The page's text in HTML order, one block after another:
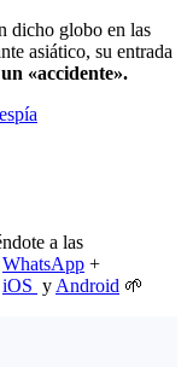
dicho globo en las
asiático, su entrada
«accidente».
a las
WhatsApp +
iOS y Android 🌱